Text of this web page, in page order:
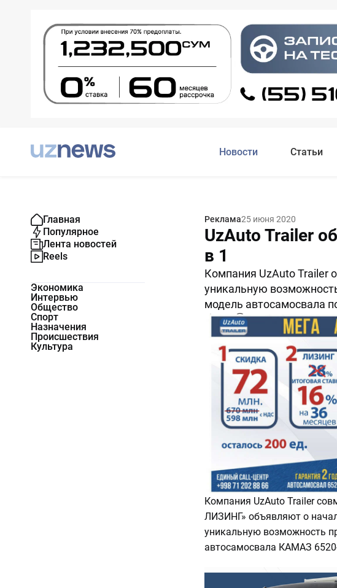
Новости Статьи
Главная
Популярное
Лента новостей
Reels
Экономика
Интервью
Общество
Спорт
Назначения
Происшествия
Культура
Реклама25 июня 2020
UzAuto Trailer
в 1
Компания UzAuto Trailer
уникальную
модель автосамосвала
3708 0
Компания UzAuto Trailer
ЛИЗИНГ» объявляют о
уникальную возможность
автосамосвала КАМАЗ